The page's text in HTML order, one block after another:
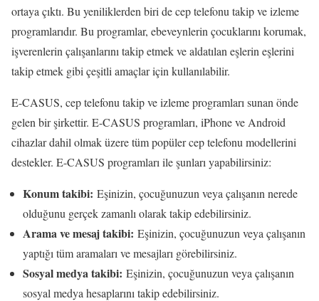
ortaya çıktı. Bu yeniliklerden biri de cep telefonu takip ve izleme
programlarıdır. Bu programlar, ebeveynlerin çocuklarını korumak,
işverenlerin çalışanlarını takip etmek ve aldatılan eşlerin eşlerini
takip etmek gibi çeşitli amaçlar için kullanılabilir.
E-CASUS, cep telefonu takip ve izleme programları sunan önde
gelen bir şirkettir. E-CASUS programları, iPhone ve Android
cihazlar dahil olmak üzere tüm popüler cep telefonu modellerini
destekler. E-CASUS programları ile şunları yapabilirsiniz:
Konum takibi: Eşinizin, çocuğunuzun veya çalışanın nerede
olduğunu gerçek zamanlı olarak takip edebilirsiniz.
Arama ve mesaj takibi: Eşinizin, çocuğunuzun veya çalışanın
yaptığı tüm aramaları ve mesajları görebilirsiniz.
Sosyal medya takibi: Eşinizin, çocuğunuzun veya çalışanın
sosyal medya hesaplarını takip edebilirsiniz.